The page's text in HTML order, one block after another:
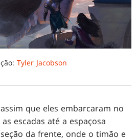
Tyler Jacobson
que eles embarcaram no
escadas até a espaçosa
da frente, onde o timão e